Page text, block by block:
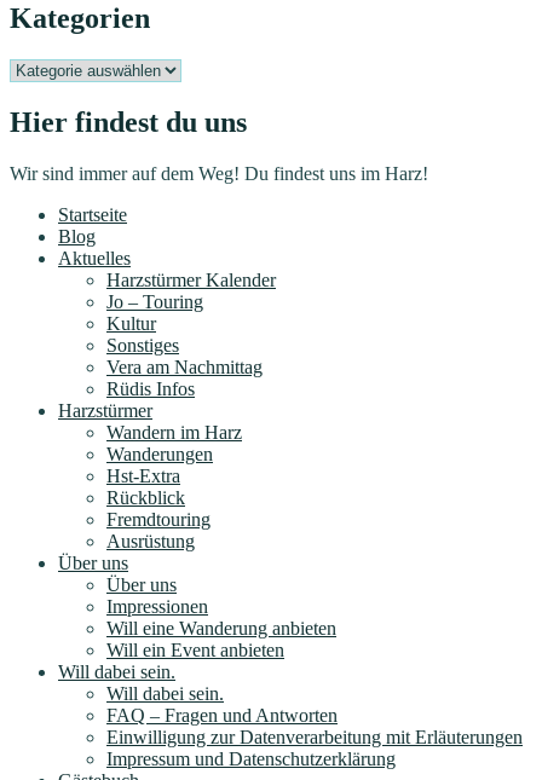
Kategorien
Kategorien
Hier findest du uns
Wir sind immer auf dem Weg! Du findest uns im Harz!
Startseite
Blog
Aktuelles
Harzstürmer Kalender
Jo – Touring
Kultur
Sonstiges
Vera am Nachmittag
Rüdis Infos
Harzstürmer
Wandern im Harz
Wanderungen
Hst-Extra
Rückblick
Fremdtouring
Ausrüstung
Über uns
Über uns
Impressionen
Will eine Wanderung anbieten
Will ein Event anbieten
Will dabei sein.
Will dabei sein.
FAQ – Fragen und Antworten
Einwilligung zur Datenverarbeitung mit Erläuterungen
Impressum und Datenschutzerklärung